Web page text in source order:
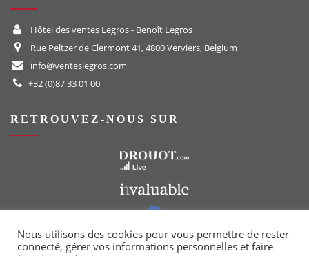
Hôtel des ventes Legros - Benoît Legros
Rue Peltzer de Clermont 41, 4800 Verviers, Belgium
info@venteslegros.com
+32 (0)87 33 01 00
RETROUVEZ-NOUS SUR
Vers notre groupe Facebook
Nous utilisons des cookies pour vous permettre de rester
connecté, gérer vos informations personnelles et faire